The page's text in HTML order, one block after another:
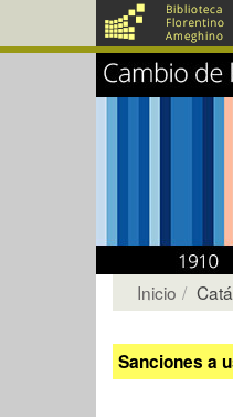
Inicio
Sanciones a